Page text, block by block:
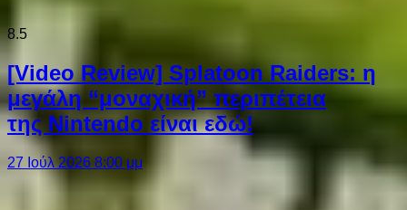
8.5
[Video Review] Splatoon Raiders: η
μεγάλη “μοναχική” περιπέτεια
της Nintendo είναι εδώ!
27 Ιούλ 2026 8:00 μμ